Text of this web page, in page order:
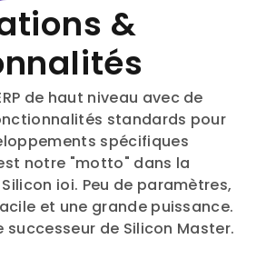
&
de haut niveau avec de
standards pour
spécifiques
notre "motto" dans la
ioi. Peu de paramètres,
et une grande puissance.
successeur de Silicon Master.